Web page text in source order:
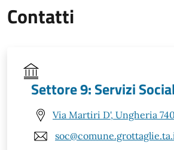
Contatti
Settore 9: Servizi
Via Martiri D', Ungheria